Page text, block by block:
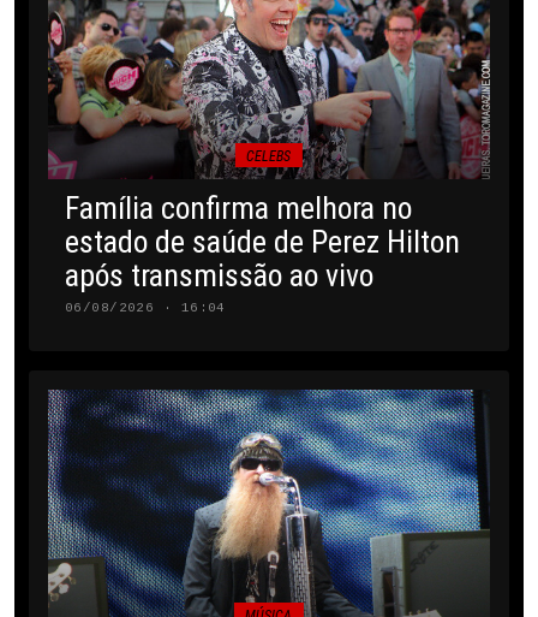
CELEBS
Família confirma melhora no
estado de saúde de Perez Hilton
após transmissão ao vivo
06/08/2026 · 16:04